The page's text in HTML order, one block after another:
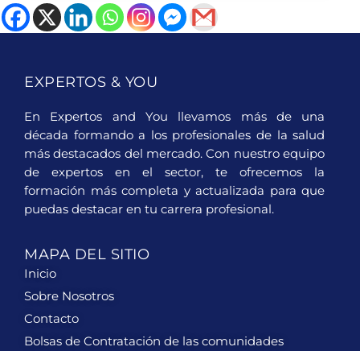
EXPERTOS & YOU
En Expertos and You llevamos más de una
década formando a los profesionales de la salud
más destacados del mercado. Con nuestro equipo
de expertos en el sector, te ofrecemos la
formación más completa y actualizada para que
puedas destacar en tu carrera profesional.
MAPA DEL SITIO
Inicio
Sobre Nosotros
Contacto
Bolsas de Contratación de las comunidades